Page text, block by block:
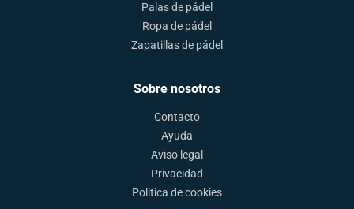
Palas de pádel
Ropa de pádel
Zapatillas de pádel
Sobre nosotros
Contacto
Ayuda
Aviso legal
Privacidad
Política de cookies